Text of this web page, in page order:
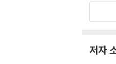
___인
개발자
저자